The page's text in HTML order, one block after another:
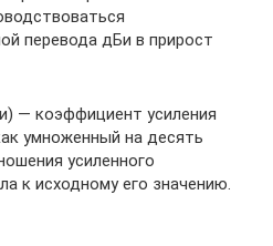
перевода дБи в прирост
— коэффициент усиления
умноженный на десять
усиленного
к исходному его значению.